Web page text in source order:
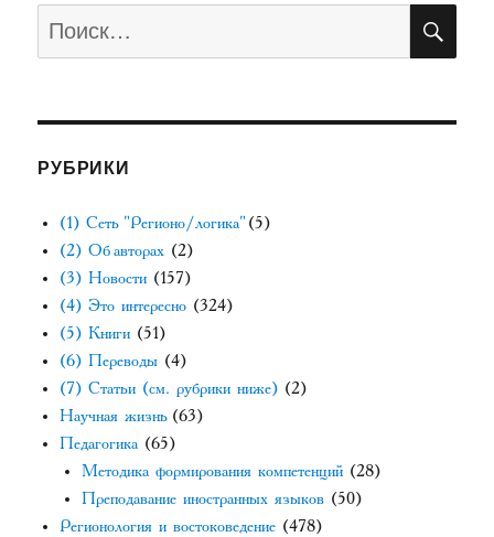
РУБРИКИ
(1) Сеть "Регионо/логика"(5)
(2) Об авторах (2)
(3) Новости (157)
(4) Это интересно (324)
(5) Книги (51)
(6) Переводы (4)
(7) Статьи (см. рубрики ниже) (2)
Научная жизнь(63)
Педагогика (65)
Методика формирования компетенций (28)
Преподавание иностранных языков (50)
Регионология и востоковедение (478)